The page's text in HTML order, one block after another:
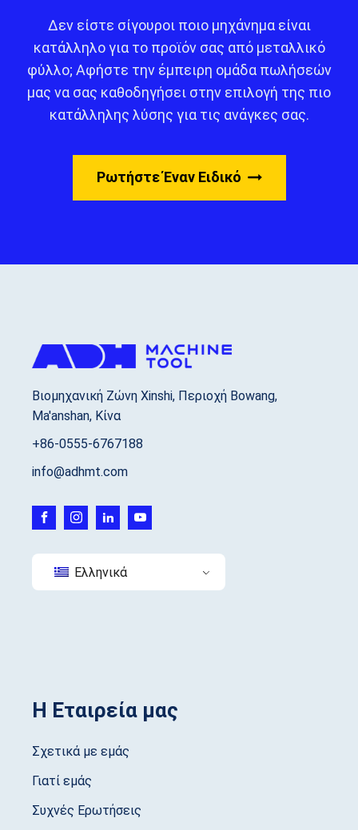
Δεν είστε σίγουροι ποιο μηχάνημα είναι
κατάλληλο για το προϊόν σας από μεταλλικό
φύλλο; Αφήστε την έμπειρη ομάδα πωλήσεών
μας να σας καθοδηγήσει στην επιλογή της πιο
κατάλληλης λύσης για τις ανάγκες σας.
Ρωτήστε Έναν Ειδικό
Βιομηχανική Ζώνη Xinshi, Περιοχή Bowang,
Ma'anshan, Κίνα
+86-0555-6767188
info@adhmt.com
Ελληνικά
Η Εταιρεία μας
Σχετικά με εμάς
Γιατί εμάς
Συχνές Ερωτήσεις